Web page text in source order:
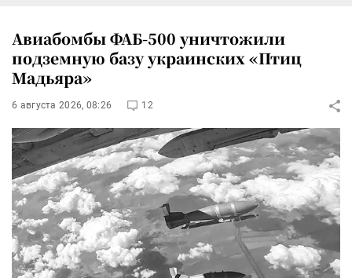
Авиабомбы ФАБ-500 уничтожили
подземную базу украинских «Птиц
Мадьяра»
6 августа 2026, 08:26 12